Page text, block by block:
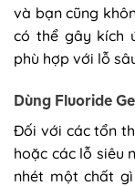
và bạn cũng
có thể gây kích
phù hợp với lỗ
Dùng Fluoride
Đối với các tổn
hoặc các lỗ siêu
nhét một chất